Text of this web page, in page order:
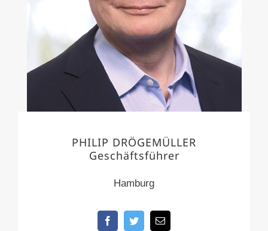
PHILIP DRÖGEMÜLLER
Geschäftsführer
Hamburg